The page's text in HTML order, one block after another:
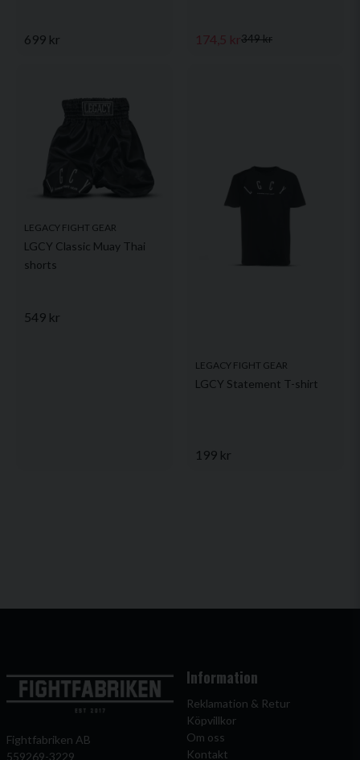
699 kr 349 kr
174,5 kr
LEGACY FIGHT GEAR
LGCY Classic Muay Thai
shorts
549 kr
LEGACY FIGHT GEAR
LGCY Statement T-shirt
199 kr
Fightfabriken AB
559269-3229
Information
Reklamation & Retur
Köpvillkor
Om oss
Kontakt